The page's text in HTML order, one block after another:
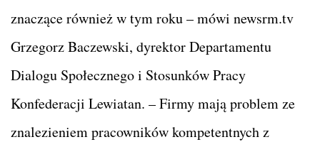
znaczące również w tym roku – mówi newsrm.tv
Grzegorz Baczewski, dyrektor Departamentu
Dialogu Społecznego i Stosunków Pracy
Konfederacji Lewiatan. – Firmy mają problem ze
znalezieniem pracowników kompetentnych z